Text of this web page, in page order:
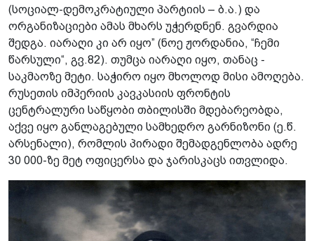
(სოციალ-დემოკრატიული პარტიის – ბ.ა.) და
ორგანიზაციები ამას მხარს უჭერდნენ. გვარდია
შედგა. იარაღი კი არ იყო” (ნოე ჟორდანია, “ჩემი
წარსული“, გვ.82). თუმცა იარაღი იყო, თანაც -
საკმაოზე მეტი. საჭირო იყო მხოლოდ მისი ამოღება.
რუსეთის იმპერიის კავკასიის ფრონტის
ცენტრალური საწყობი თბილისში მდებარეობდა,
აქვე იყო განლაგებული სამხედრო გარნიზონი (ე.წ.
არსენალი), რომლის პირადი შემადგენლობა ადრე
30 000-ზე მეტ ოფიცერსა და ჯარისკაცს ითვლიდა.